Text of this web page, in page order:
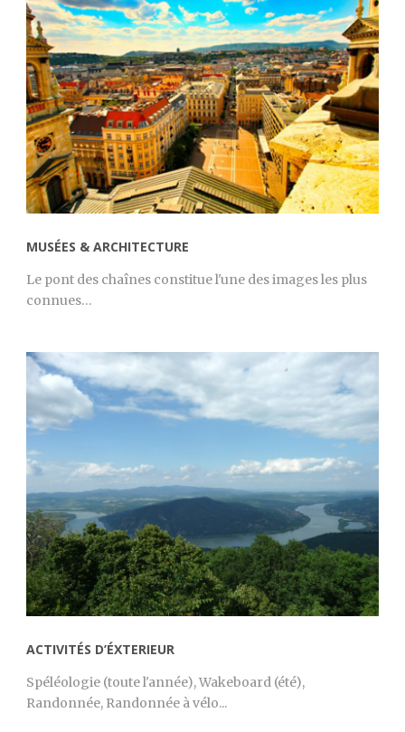
MUSÉES & ARCHITECTURE
Le pont des chaînes constitue l'une des images les plus
connues…
ACTIVITÉS D’ÉXTERIEUR
Spéléologie (toute l'année), Wakeboard (été),
Randonnée, Randonnée à vélo...